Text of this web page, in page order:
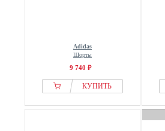
Adidas
Шорты
9 740 ₽
КУПИТЬ